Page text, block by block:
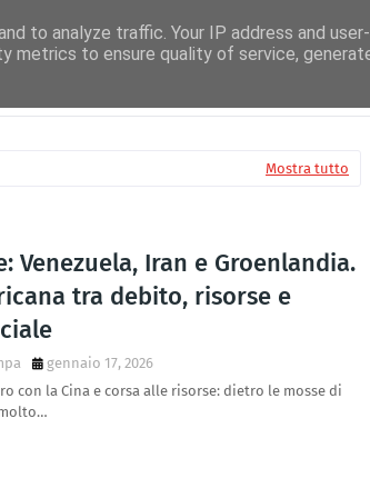
Mostra tutto
Venezuela, Iran e Groenlandia.
tra debito, risorse e
gennaio 17, 2026
con la Cina e corsa alle risorse: dietro le mosse di
to analyze traffic. Your IP address and
metrics to ensure quality of service,